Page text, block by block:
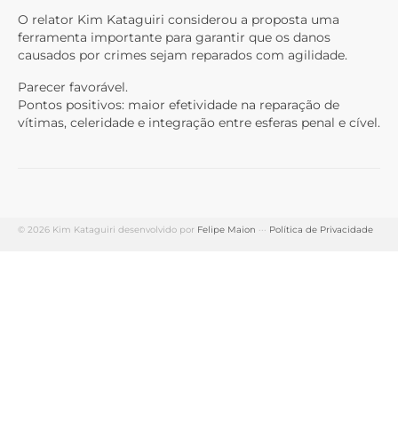
O relator Kim Kataguiri considerou a proposta uma
ferramenta importante para garantir que os danos
causados por crimes sejam reparados com agilidade.
Parecer favorável.
Pontos positivos: maior efetividade na reparação de
vítimas, celeridade e integração entre esferas penal e cível.
© 2026 Kim Kataguiri desenvolvido por Felipe Maion ··· Política de Privacidade